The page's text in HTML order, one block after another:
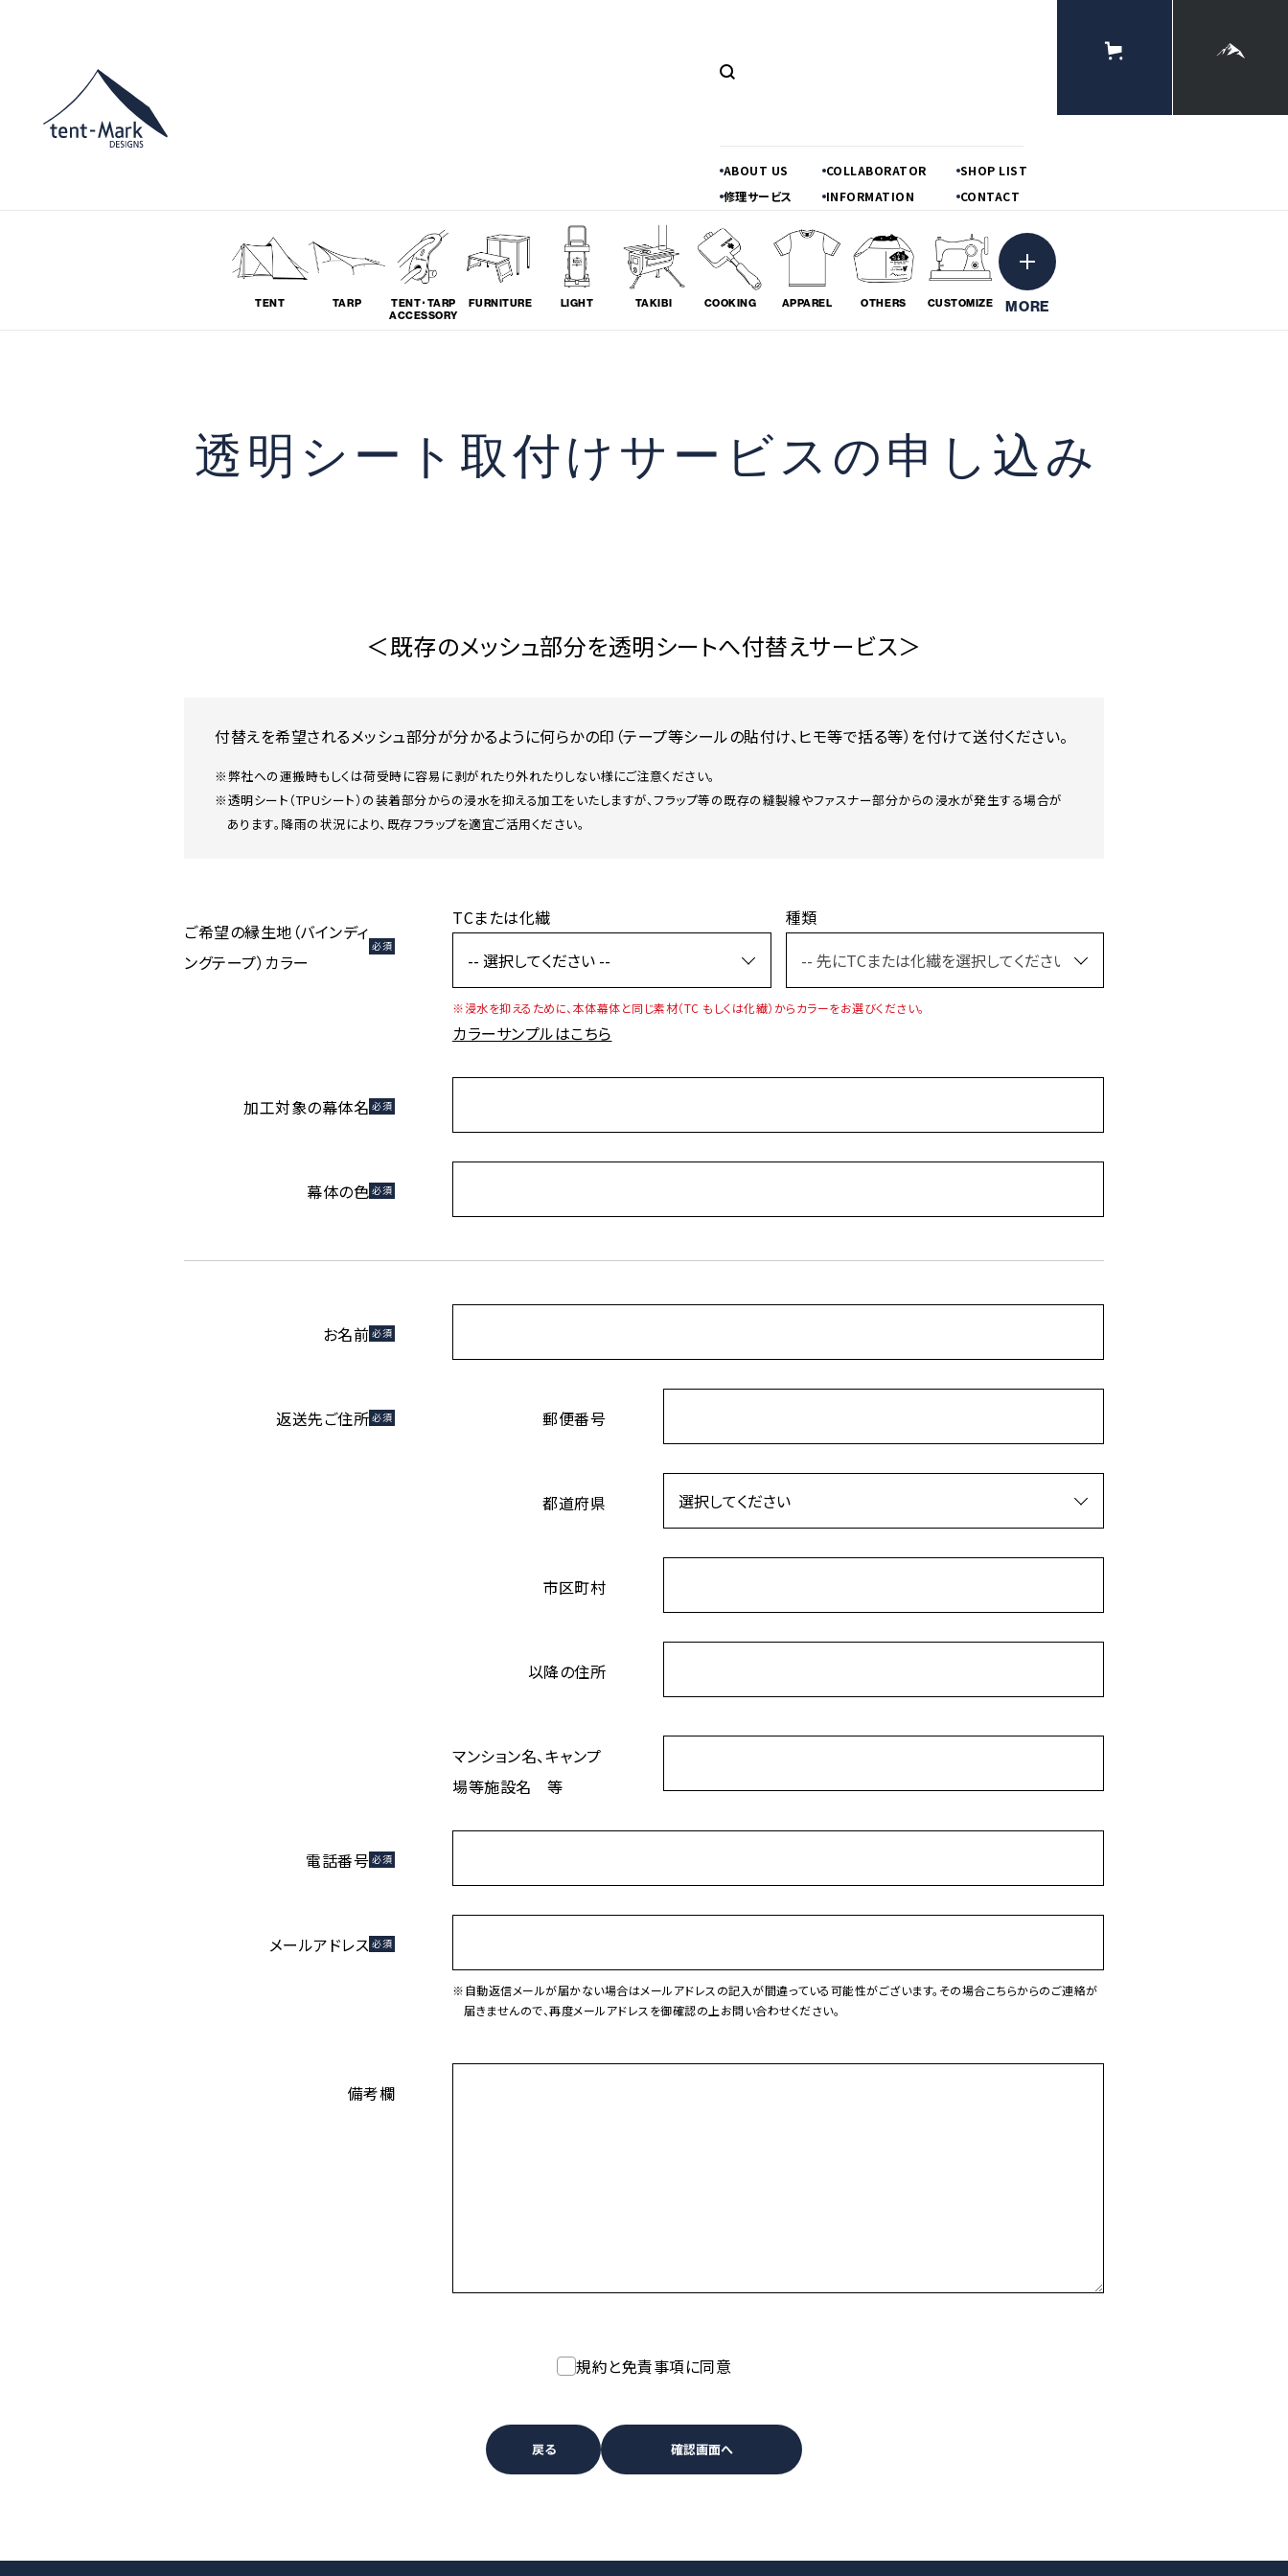
ABOUT US COLLABORATOR
SHOP LIST
修理サービス
INFORMATION CONTACT
TENT TARP
TENT･TARP
ACCESSORY
FURNITURE LIGHT TAKIBI COOKING APPAREL OTHERS CUSTOMIZE MORE
透明シート取付けサービスの申し込み
＜既存のメッシュ部分を透明シートへ付替えサービス＞
付替えを希望されるメッシュ部分が分かるように何らかの印（テープ等シールの貼付け、ヒモ等で括る等）を付けて送付ください。
※弊社への運搬時もしくは荷受時に容易に剥がれたり外れたりしない様にご注意ください。
※透明シート（TPUシート）の装着部分からの浸水を抑える加工をいたしますが、フラップ等の既存の縫製線やファスナー部分からの浸水が発生する場合が
あります。降雨の状況により、既存フラップを適宜ご活用ください。
ご希望の縁生地（バインディ
ングテープ）カラー
必須
TCまたは化繊 種類
※浸水を抑えるために、本体幕体と同じ素材（TC もしくは化繊）からカラーをお選びください。
カラーサンプルはこちら
加工対象の幕体名 必須
幕体の色 必須
お名前 必須
返送先ご住所 必須 郵便番号
都道府県
市区町村
以降の住所
マンション名、キャンプ
場等施設名 等
電話番号 必須
メールアドレス 必須
※自動返信メールが届かない場合はメールアドレスの記入が間違っている可能性がございます。その場合こちらからのご連絡が
届きませんので、再度メールアドレスを御確認の上お問い合わせください。
備考欄
規約と免責事項に同意